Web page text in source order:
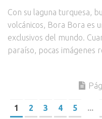
Con su laguna turquesa,
volcánicos, Bora Bora es
exclusivos del mundo.
paraíso, pocas imágenes
1 2 3 4 5 ...